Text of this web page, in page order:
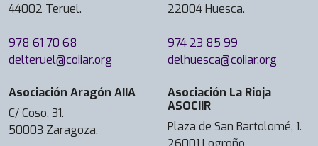
44002 Teruel.
978 61 70 68
delteruel@coiiar.org
22004 Huesca.
974 23 85 99
delhuesca@coiiar.org
Asociación Aragón AIIA
C/ Coso, 31.
50003 Zaragoza.
Asociación La Rioja
ASOCIIR
Plaza de San Bartolomé, 1.